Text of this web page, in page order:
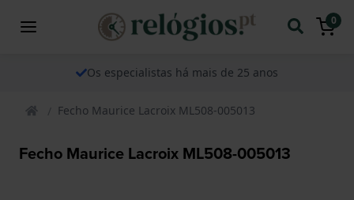
0
Os especialistas há mais de 25 anos
Fecho Maurice Lacroix ML508-005013
Fecho Maurice Lacroix ML508-005013